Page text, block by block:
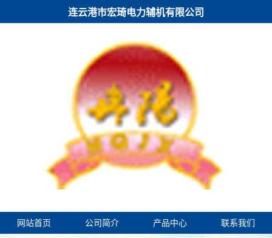
连云港市宏琦电力辅机有限公司
网站首页 公司简介 产品中心 联系我们